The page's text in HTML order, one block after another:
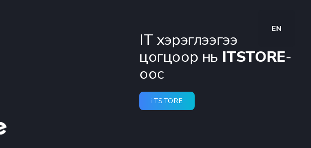
EN
IT хэрэглээгээ
цогцоор нь ITSTORE-
оос
iTSTORE